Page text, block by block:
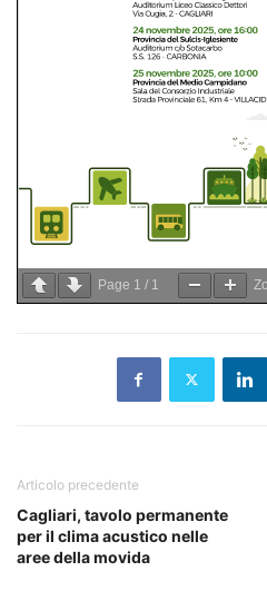
Page 1 / 1
Articolo precedente
Cagliari, tavolo permanente
per il clima acustico nelle
aree della movida